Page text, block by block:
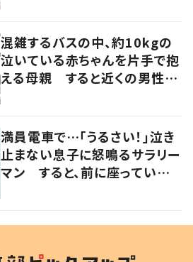
混雑するバスの中、約10kgの
泣いている赤ちゃんを片手で抱
える母親 すると近くの男性が
満員電車で…「うるさい！」泣き
止まない息子に怒鳴るサラリー
マン すると、前に座っていた